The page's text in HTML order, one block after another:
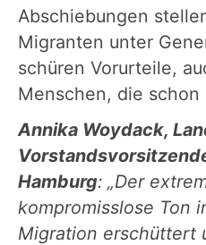
Abschiebungen
Migranten unter
schüren Vorurteile,
Menschen, die
Annika Woydack,
Hamburg: „Der
kompromisslose Ton
Migration erschüttert